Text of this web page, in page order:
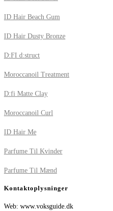
ID Hair Beach Gum
ID Hair Dusty Bronze
D:FI d:struct
Moroccanoil Treatment
D:fi Matte Clay
Moroccanoil Curl
ID Hair Me
Parfume Til Kvinder
Parfume Til Mænd
Kontaktoplysninger
Web: www.voksguide.dk